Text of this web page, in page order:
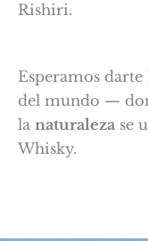
Rishiri.
Esperamos
del mundo —
la naturaleza se
Whisky.